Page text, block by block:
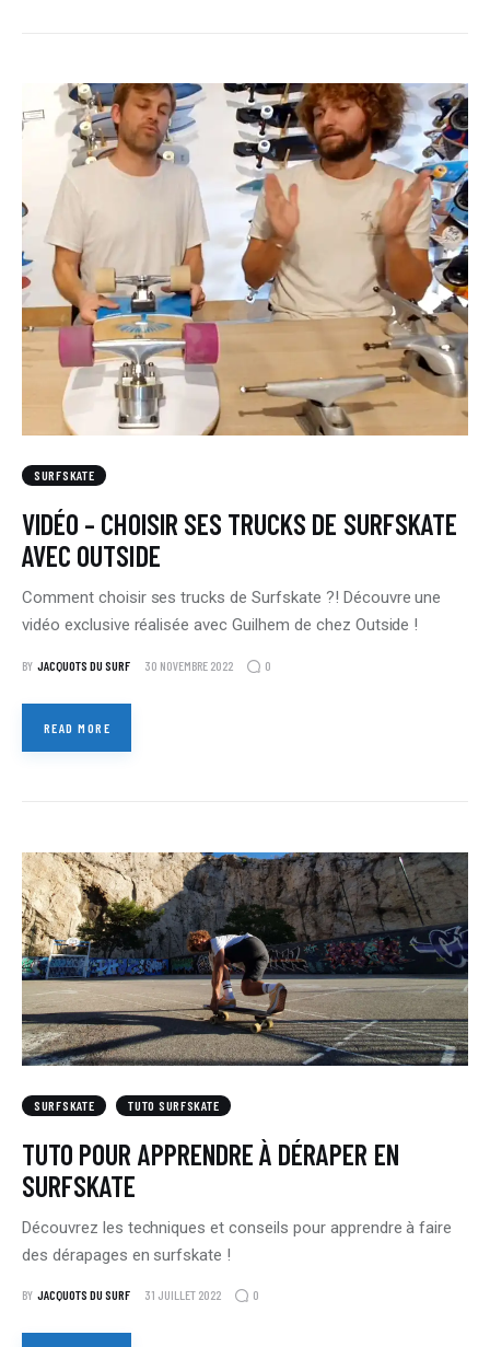
SURFSKATE
VIDÉO – CHOISIR SES TRUCKS DE SURFSKATE
AVEC OUTSIDE
Comment choisir ses trucks de Surfskate ?! Découvre une
vidéo exclusive réalisée avec Guilhem de chez Outside !
BY JACQUOTS DU SURF 30 NOVEMBRE 2022 0
READ MORE
SURFSKATE TUTO SURFSKATE
TUTO POUR APPRENDRE À DÉRAPER EN
SURFSKATE
Découvrez les techniques et conseils pour apprendre à faire
des dérapages en surfskate !
BY JACQUOTS DU SURF 31 JUILLET 2022 0